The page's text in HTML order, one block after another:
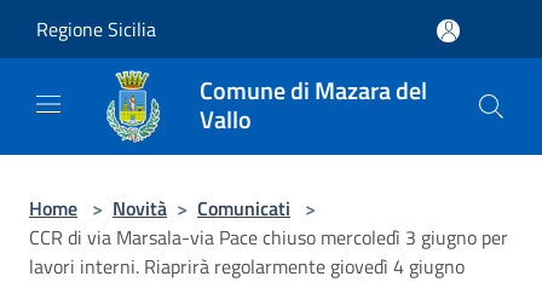
Regione Sicilia
Comune di Mazara del
Vallo
Home > Novità > Comunicati >
CCR di via Marsala-via Pace chiuso mercoledì 3 giugno per
lavori interni. Riaprirà regolarmente giovedì 4 giugno